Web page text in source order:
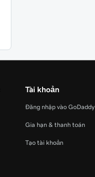
Tài khoản
Đăng nhập vào GoDaddy
Gia hạn & thanh toán
Tạo tài khoản